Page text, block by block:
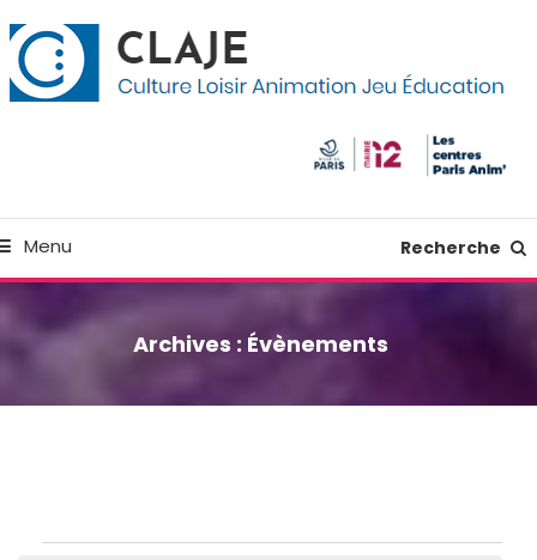
Menu Recherche
Archives : Évènements